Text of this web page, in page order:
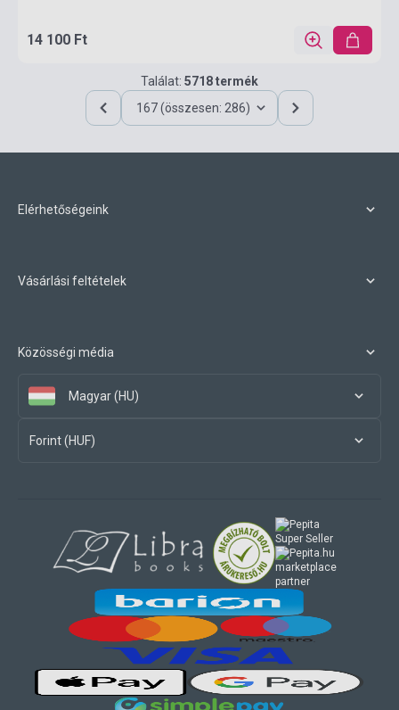
14 100 Ft
Találat: 5718 termék
167 (összesen: 286)
Elérhetőségeink
Vásárlási feltételek
Közösségi média
Magyar (HU)
Forint (HUF)
marketplace
partner